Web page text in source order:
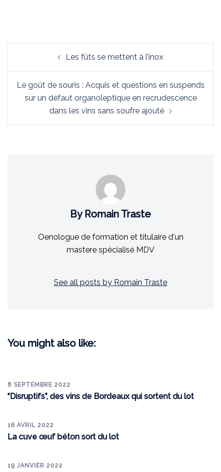
Navigation
Les fûts se mettent à l’inox
Le goût de souris : Acquis et questions en suspends
sur un défaut organoleptique en recrudescence
dans les vins sans soufre ajouté
By Romain Traste
Oenologue de formation et titulaire d'un
mastere spécialisé MDV
See all posts by Romain Traste
You might also like:
8 SEPTEMBRE 2022
“Disruptifs”, des vins de Bordeaux qui sortent du lot
16 AVRIL 2022
La cuve œuf béton sort du lot
19 JANVIER 2022